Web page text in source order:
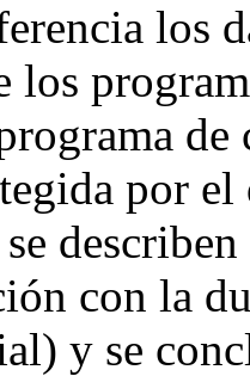
los
los
por el
con la
y se